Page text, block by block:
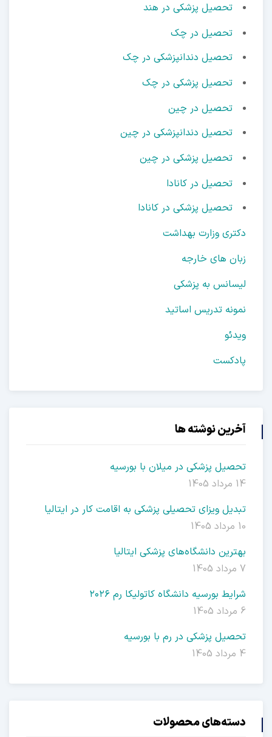
تحصیل پزشکی در هند
تحصیل در چک
تحصیل دندانپزشکی در چک
تحصیل پزشکی در چک
تحصیل در چین
تحصیل دندانپزشکی در چین
تحصیل پزشکی در چین
تحصیل در کانادا
تحصیل پزشکی در کانادا
وزارت بهداشت
های خارجه
به پزشکی
تدریس اساتید
نوشته ها
پزشکی در میلان با بورسیه
ویزای تحصیلی پزشکی به اقامت کار در ایتالیا
دانشگاه‌های پزشکی ایتالیا
بورسیه دانشگاه کاتولیکا رم ۲۰۲۶
پزشکی در رم با بورسیه
محصولات